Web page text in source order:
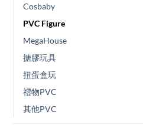
Cosbaby
PVC Figure
MegaHouse
搪膠玩具
扭蛋盒玩
禮物PVC
其他PVC